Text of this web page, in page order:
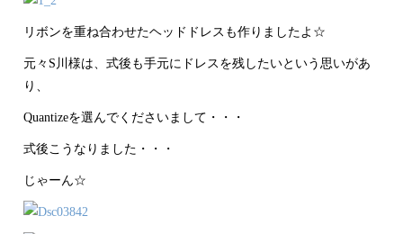
リボンを重ね合わせたヘッドドレスも作りましたよ☆
元々S川様は、式後も手元にドレスを残したいという思いがあ
り、
Quantizeを選んでくださいまして・・・
式後こうなりました・・・
じゃーん☆